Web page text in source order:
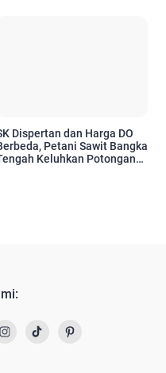
Dispertan dan Harga DO
Petani Sawit Bangka
Keluhkan Potongan